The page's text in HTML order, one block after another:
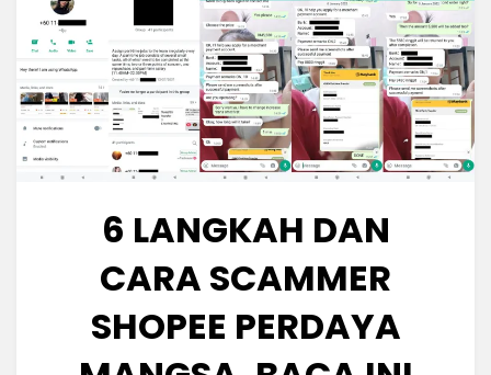
6 LANGKAH DAN
CARA SCAMMER
SHOPEE PERDAYA